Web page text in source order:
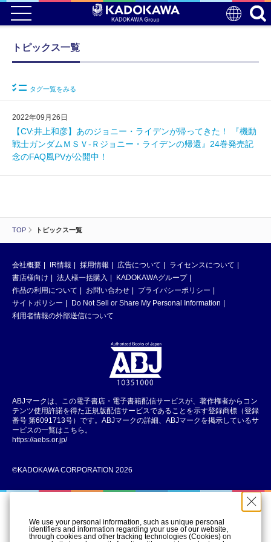
TOP トピックス一覧
トピックス一覧
タグ一覧をみる
2022年09月26日
【CV:井上和彦】あのジョニー・ライデンが帰ってきた！ 『機動
戦士ガンダムＭＳＶ‐Ｒジョニー・ライデンの帰還』24巻発売記
念のFAQ風PVが公開中！
会社概要 IR情報 採用情報 広告について
ライセンスについて
書店様向け
法人様一括購入
KADOKAWAグループ
作品の利用について
お問い合わせ
プライバシーポリシー
サイトポリシー
Do Not Sell or Share My Personal Information
利用者情報の外部送信について
ABJマークは、この電子書店・電子書籍配信サービスが、著作権者からコン
テンツ使用許諾を得た正規版配信サービスであることを示す登録商標（登録
番号 第6091713号）です。ABJマークの詳細、ABJマークを掲示しているサ
ービスの一覧はこちら。
https://aebs.or.jp/
©KADOKAWA CORPORATION 2026
We use your personal information, such as unique personal
identifiers and information regarding your use of our website,
through cookies and other tracking technologies (Cookies) on